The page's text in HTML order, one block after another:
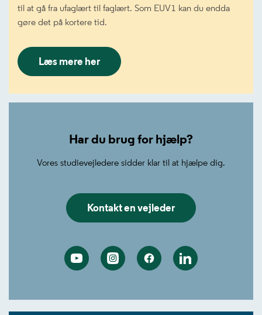
til at gå fra ufaglært til faglært. Som EUV1 kan du endda
gøre det på kortere tid.
Læs mere her
Har du brug for hjælp?
Vores studievejledere sidder klar til at hjælpe dig.
Kontakt en vejleder
YoutubeInstagramFacebookLinkedin